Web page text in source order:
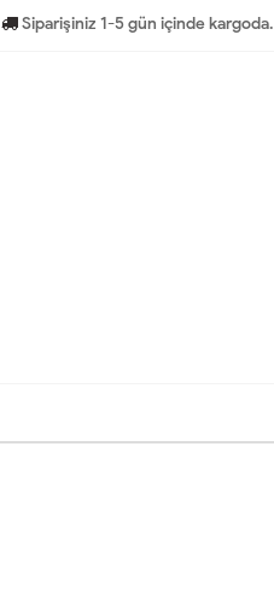
Siparişiniz 1-5 gün içinde kargoda.